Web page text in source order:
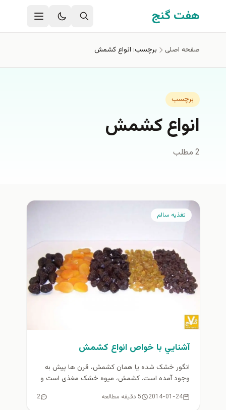
رفتن به محتوای اصلی
هفت گنج
صفحه اصلی برچسب: انواع كشمش
برچسب
انواع كشمش
2 مطلب
تغذيه سالم
آشنايي با خواص انواع كشمش
انگور خشک شده يا همان کشمش، قرن ها پیش به
وجود آمده است. کشمش، میوه خشک مغذی است و
2014-01-24 5 دقیقه مطالعه 2